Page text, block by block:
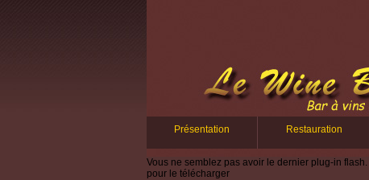
Présentation Restauration
Vous ne semblez pas avoir le dernier plug-in
pour le télécharger